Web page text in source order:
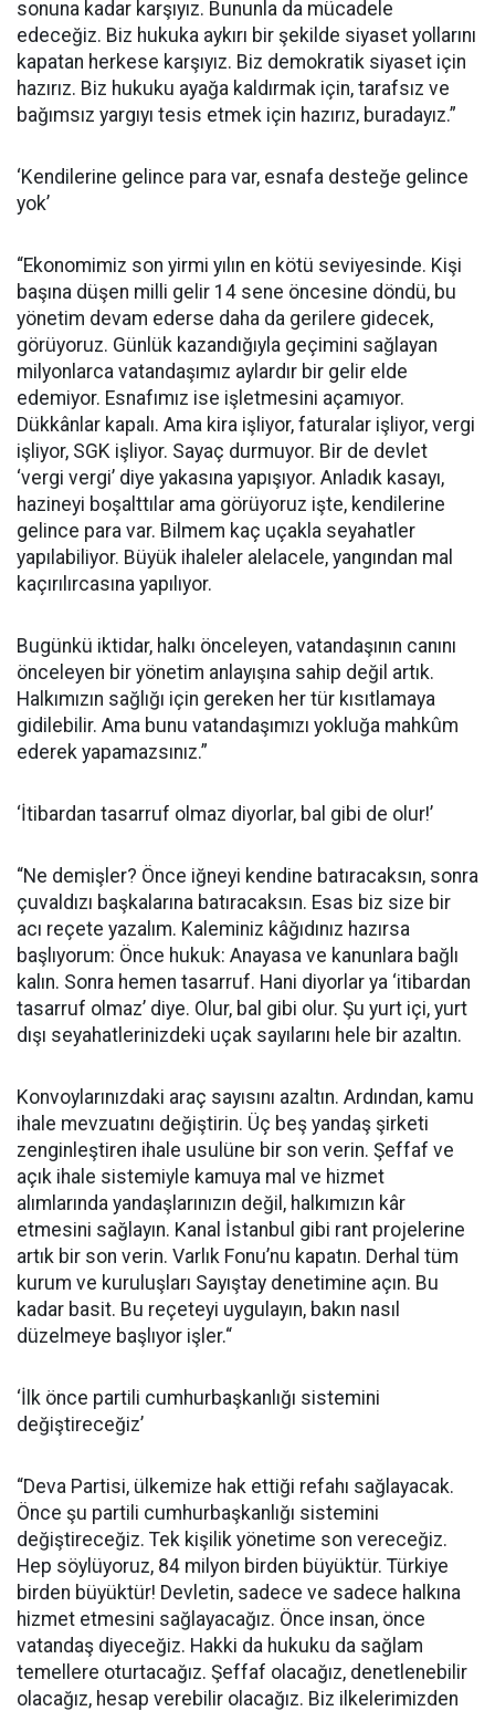
sonuna kadar karşıyız. Bununla da mücadele
edeceğiz. Biz hukuka aykırı bir şekilde siyaset yollarını
kapatan herkese karşıyız. Biz demokratik siyaset için
hazırız. Biz hukuku ayağa kaldırmak için, tarafsız ve
bağımsız yargıyı tesis etmek için hazırız, buradayız.”
‘Kendilerine gelince para var, esnafa desteğe gelince
yok’
“Ekonomimiz son yirmi yılın en kötü seviyesinde. Kişi
başına düşen milli gelir 14 sene öncesine döndü, bu
yönetim devam ederse daha da gerilere gidecek,
görüyoruz. Günlük kazandığıyla geçimini sağlayan
milyonlarca vatandaşımız aylardır bir gelir elde
edemiyor. Esnafımız ise işletmesini açamıyor.
Dükkânlar kapalı. Ama kira işliyor, faturalar işliyor, vergi
işliyor, SGK işliyor. Sayaç durmuyor. Bir de devlet
‘vergi vergi’ diye yakasına yapışıyor. Anladık kasayı,
hazineyi boşalttılar ama görüyoruz işte, kendilerine
gelince para var. Bilmem kaç uçakla seyahatler
yapılabiliyor. Büyük ihaleler alelacele, yangından mal
kaçırılırcasına yapılıyor.
Bugünkü iktidar, halkı önceleyen, vatandaşının canını
önceleyen bir yönetim anlayışına sahip değil artık.
Halkımızın sağlığı için gereken her tür kısıtlamaya
gidilebilir. Ama bunu vatandaşımızı yokluğa mahkûm
ederek yapamazsınız.”
‘İtibardan tasarruf olmaz diyorlar, bal gibi de olur!’
“Ne demişler? Önce iğneyi kendine batıracaksın, sonra
çuvaldızı başkalarına batıracaksın. Esas biz size bir
acı reçete yazalım. Kaleminiz kâğıdınız hazırsa
başlıyorum: Önce hukuk: Anayasa ve kanunlara bağlı
kalın. Sonra hemen tasarruf. Hani diyorlar ya ‘itibardan
tasarruf olmaz’ diye. Olur, bal gibi olur. Şu yurt içi, yurt
dışı seyahatlerinizdeki uçak sayılarını hele bir azaltın.
Konvoylarınızdaki araç sayısını azaltın. Ardından, kamu
ihale mevzuatını değiştirin. Üç beş yandaş şirketi
zenginleştiren ihale usulüne bir son verin. Şeffaf ve
açık ihale sistemiyle kamuya mal ve hizmet
alımlarında yandaşlarınızın değil, halkımızın kâr
etmesini sağlayın. Kanal İstanbul gibi rant projelerine
artık bir son verin. Varlık Fonu’nu kapatın. Derhal tüm
kurum ve kuruluşları Sayıştay denetimine açın. Bu
kadar basit. Bu reçeteyi uygulayın, bakın nasıl
düzelmeye başlıyor işler.“
‘İlk önce partili cumhurbaşkanlığı sistemini
değiştireceğiz’
“Deva Partisi, ülkemize hak ettiği refahı sağlayacak.
Önce şu partili cumhurbaşkanlığı sistemini
değiştireceğiz. Tek kişilik yönetime son vereceğiz.
Hep söylüyoruz, 84 milyon birden büyüktür. Türkiye
birden büyüktür! Devletin, sadece ve sadece halkına
hizmet etmesini sağlayacağız. Önce insan, önce
vatandaş diyeceğiz. Hakki da hukuku da sağlam
temellere oturtacağız. Şeffaf olacağız, denetlenebilir
olacağız, hesap verebilir olacağız. Biz ilkelerimizden